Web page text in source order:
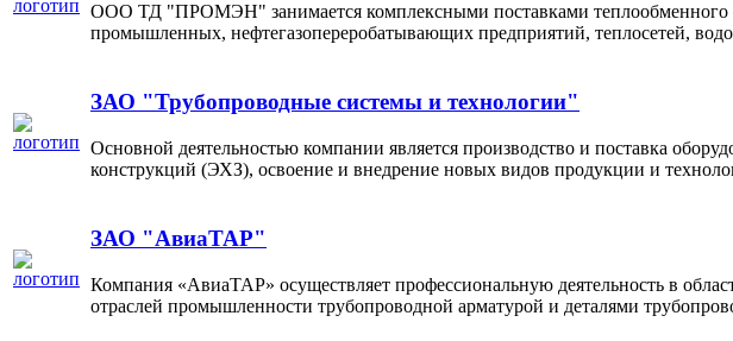
ООО ТД "ПРОМЭН" занимается комплексными поставками теплообменного
промышленных, нефтегазопереробатывающих предприятий, теплосетей,
ЗАО "Трубопроводные системы и технологии"
Основной деятельностью компании является производство и поставка
конструкций (ЭХЗ), освоение и внедрение новых видов продукции и
ЗАО "АвиаТАР"
Компания «АвиаТАР» осуществляет профессиональную деятельность в
отраслей промышленности трубопроводной арматурой и деталями